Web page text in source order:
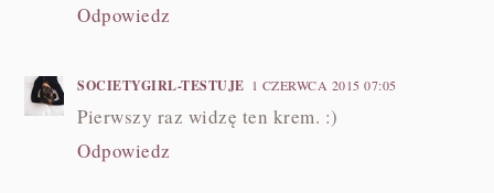
Odpowiedz
SOCIETYGIRL-TESTUJE 1 CZERWCA 2015 07:05
Pierwszy raz widzę ten krem. :)
Odpowiedz